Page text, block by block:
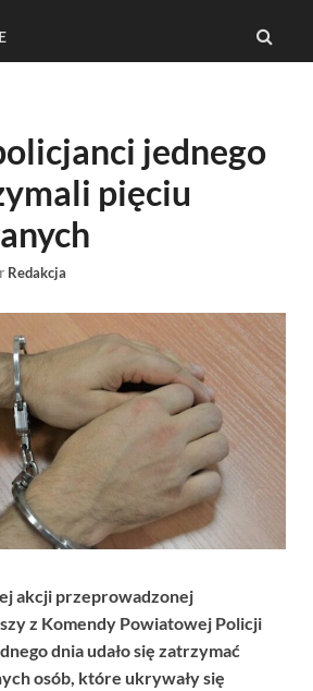
jednego
pięciu
Redakcja
akcji przeprowadzonej
z Komendy Powiatowej Policji
dnia udało się zatrzymać
osób, które ukrywały się